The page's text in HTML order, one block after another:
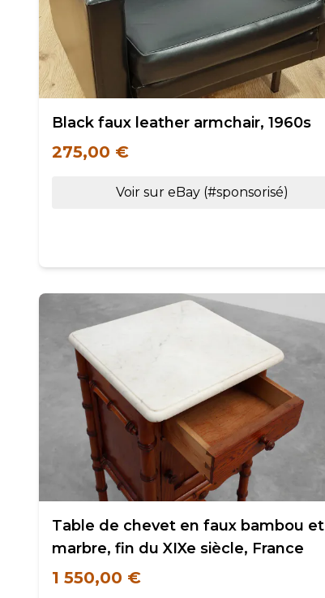
Black faux leather armchair, 1960s
275,00 €
Voir sur eBay (#sponsorisé)
Table de chevet en faux bambou et
marbre, fin du XIXe siècle, France
1 550,00 €